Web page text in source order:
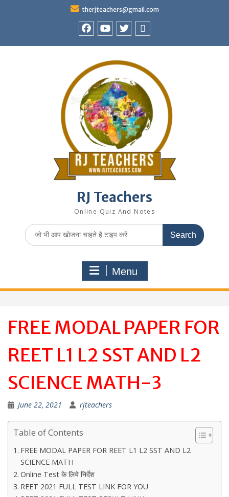
therjteachers@gmail.com
RJ Teachers
Online Quiz And Notes
Search
for:
Menu
FREE MODAL PAPER FOR
REET L1 L2 SST AND L2
SCIENCE MATH-3
June 22, 2021 rjteachers
Table of Contents
FREE MODAL PAPER FOR REET L1 L2 SST AND L2
SCIENCE MATH
Online Test के लिये निर्देश
REET 2021 FULL TEST LINK FOR YOU